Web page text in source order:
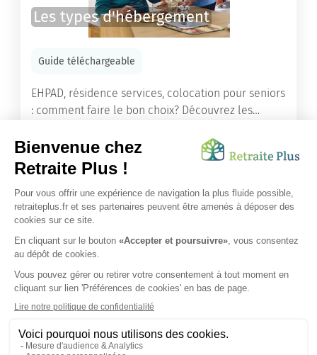
Les types d'hébergement
Guide téléchargeable
EHPAD, résidence services, colocation pour seniors
: comment faire le bon choix? Découvrez les
ainés.
Lire l'article
Vous avez besoin d’une aide de nos équipes ?
Obtenir les tarifs & disponibilités
SUIVEZ-NOUS SUR :